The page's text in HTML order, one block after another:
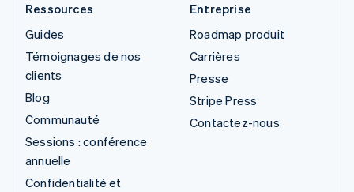
Ressources
Guides
Témoignages de nos
clients
Blog
Communauté
Sessions : conférence
annuelle
Confidentialité et
Entreprise
Roadmap produit
Carrières
Presse
Stripe Press
Contactez-nous